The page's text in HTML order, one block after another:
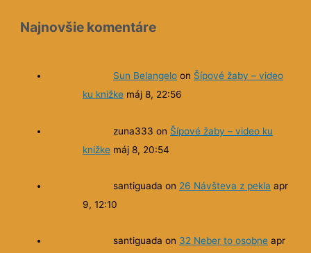
Najnovšie komentáre
Sun Belangelo on Šípové žaby – video
ku knižke máj 8, 22:56
zuna333 on Šípové žaby – video ku
knižke máj 8, 20:54
santiguada on 26 Návšteva z pekla apr
9, 12:10
santiguada on 32 Neber to osobne apr